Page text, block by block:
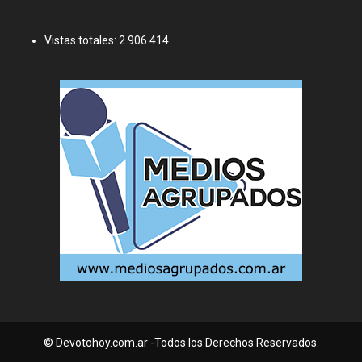
Vistas totales: 2.906.414
© Devotohoy.com.ar -Todos los Derechos Reservados.